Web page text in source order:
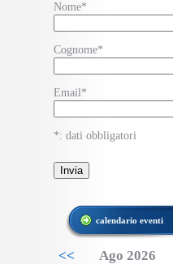
Nome*
Cognome*
Email*
*: dati obbligatori
calendario eventi
<< Ago 2026